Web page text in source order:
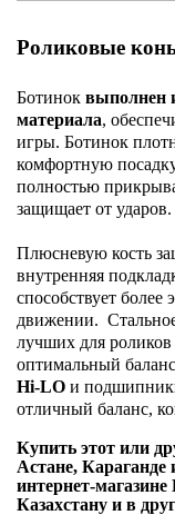
Роликовые
Ботинок выполнен
материала,
игры. Ботинок
комфортную
полностью
защищает от ударов.
Плюсневую кость
внутренняя
способствует
движении.
лучших для роликов
оптимальный
Hi-LO и
отличный баланс,
Купить этот или
Астане, Караганде
интернет-магазине
Казахстану и в